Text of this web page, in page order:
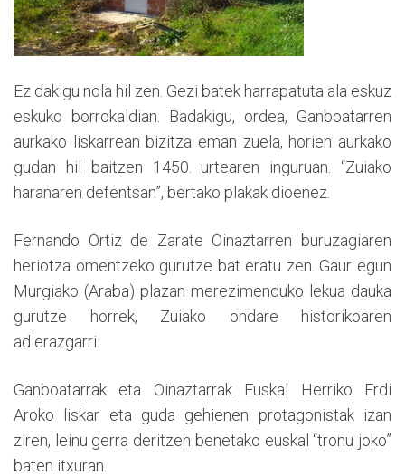
Ez dakigu nola hil zen. Gezi batek harrapatuta ala eskuz
eskuko borrokaldian. Badakigu, ordea, Ganboatarren
aurkako liskarrean bizitza eman zuela, horien aurkako
gudan hil baitzen 1450. urtearen inguruan. “Zuiako
haranaren defentsan”, bertako plakak dioenez.
Fernando Ortiz de Zarate Oinaztarren buruzagiaren
heriotza omentzeko gurutze bat eratu zen. Gaur egun
Murgiako (Araba) plazan merezimenduko lekua dauka
gurutze horrek, Zuiako ondare historikoaren
adierazgarri.
Ganboatarrak eta Oinaztarrak Euskal Herriko Erdi
Aroko liskar eta guda gehienen protagonistak izan
ziren, leinu gerra deritzen benetako euskal “tronu joko”
baten itxuran.